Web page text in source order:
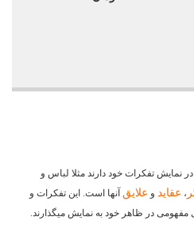
نمایش تفکرات خود دارند مثلا لباس و
، عقاید و علایق آنها است. این تفکرات و
مفهومی در ظاهر خود به نمایش میگذارند.